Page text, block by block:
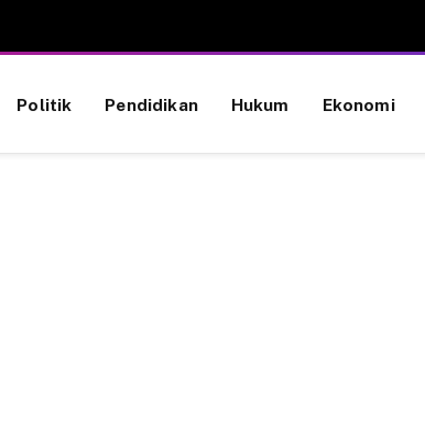
Politik Pendidikan Hukum Ekonomi